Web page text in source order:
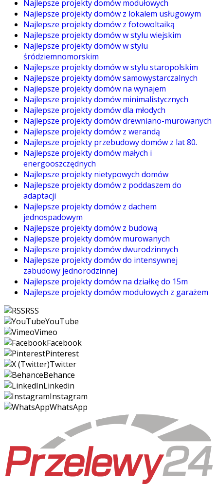
Najlepsze projekty domów modułowych
Najlepsze projekty domów z lokalem usługowym
Najlepsze projekty domów z fotowoltaiką
Najlepsze projekty domów w stylu wiejskim
Najlepsze projekty domów w stylu
śródziemnomorskim
Najlepsze projekty domów w stylu staropolskim
Najlepsze projekty domów samowystarczalnych
Najlepsze projekty domów na wynajem
Najlepsze projekty domów minimalistycznych
Najlepsze projekty domów dla młodych
Najlepsze projekty domów drewniano-murowanych
Najlepsze projekty domów z werandą
Najlepsze projekty przebudowy domów z lat 80.
Najlepsze projekty domów małych i
energooszczędnych
Najlepsze projekty nietypowych domów
Najlepsze projekty domów z poddaszem do
adaptacji
Najlepsze projekty domów z dachem
jednospadowym
Najlepsze projekty domów z budową
Najlepsze projekty domów murowanych
Najlepsze projekty domów dwurodzinnych
Najlepsze projekty domów do intensywnej
zabudowy jednorodzinnej
Najlepsze projekty domów na działkę do 15m
Najlepsze projekty domów modułowych z garażem
RSS
YouTube
Vimeo
Facebook
Pinterest
Twitter
Behance
Linkedin
Instagram
WhatsApp